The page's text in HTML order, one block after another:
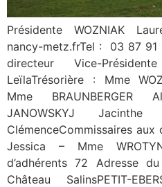
Présidente WOZNIAK
nancy-metz.frTel : 03 87 91
directeur Vice-
LeïlaTrésorière : Mme
Mme BRAUNBERGER
JANOWSKYJ
ClémenceCommissaires aux
Jessica – Mme
d’adhérents 72 Adresse
Château SalinsPETIT-